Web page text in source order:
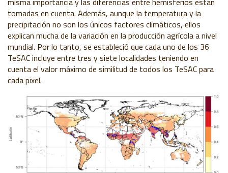
tomadas en cuenta. Además, aunque la temperatura y la
precipitación no son los únicos factores climáticos, ellos
explican mucha de la variación en la producción agrícola a nivel
mundial. Por lo tanto, se estableció que cada uno de los 36
TeSAC incluye entre tres y siete localidades teniendo en
cuenta el valor máximo de similitud de todos los TeSAC para
cada pixel.